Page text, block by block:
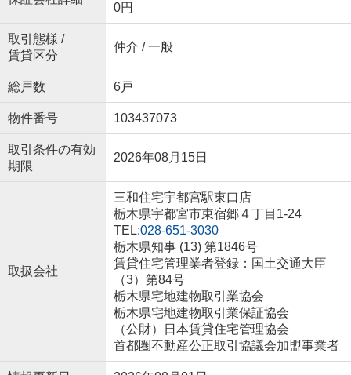
0円
取引態様 /
賃貸区分
仲介 / 一般
総戸数 6戸
物件番号 103437073
取引条件の有効
期限
2026年08月15日
取扱会社
三和住宅宇都宮駅東口店
栃木県宇都宮市東宿郷４丁目1-24
TEL:028-651-3030
栃木県知事 (13) 第1846号
賃貸住宅管理業者登録：国土交通大臣
（3）第84号
栃木県宅地建物取引業協会
栃木県宅地建物取引業保証協会
（公財）日本賃貸住宅管理協会
首都圏不動産公正取引協議会加盟事業者